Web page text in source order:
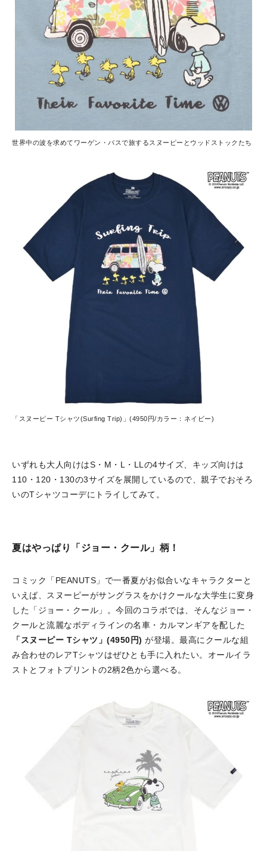
世界中の波を求めてワーゲン・バスで旅するスヌーピーとウッドストックたち
「スヌーピー Tシャツ(Surfing Trip)」(4950円/カラー：ネイビー)
いずれも大人向けはS・M・L・LLの4サイズ、キッズ向けは
110・120・130の3サイズを展開しているので、親子でおそろ
いのTシャツコーデにトライしてみて。
夏はやっぱり「ジョー・クール」柄！
コミック「PEANUTS」で一番夏がお似合いなキャラクターと
いえば、スヌーピーがサングラスをかけクールな大学生に変身
した「ジョー・クール」。今回のコラボでは、そんなジョー・
クールと流麗なボディラインの名車・カルマンギアを配した
「スヌーピー Tシャツ」(4950円) が登場。最高にクールな組
み合わせのレアTシャツはぜひとも手に入れたい。オールイラ
ストとフォトプリントの2柄2色から選べる。